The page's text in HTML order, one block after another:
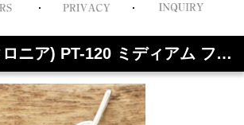
catalonia(カタロニア) PT-120 ミディアム フェザー ペンダント ネックレス